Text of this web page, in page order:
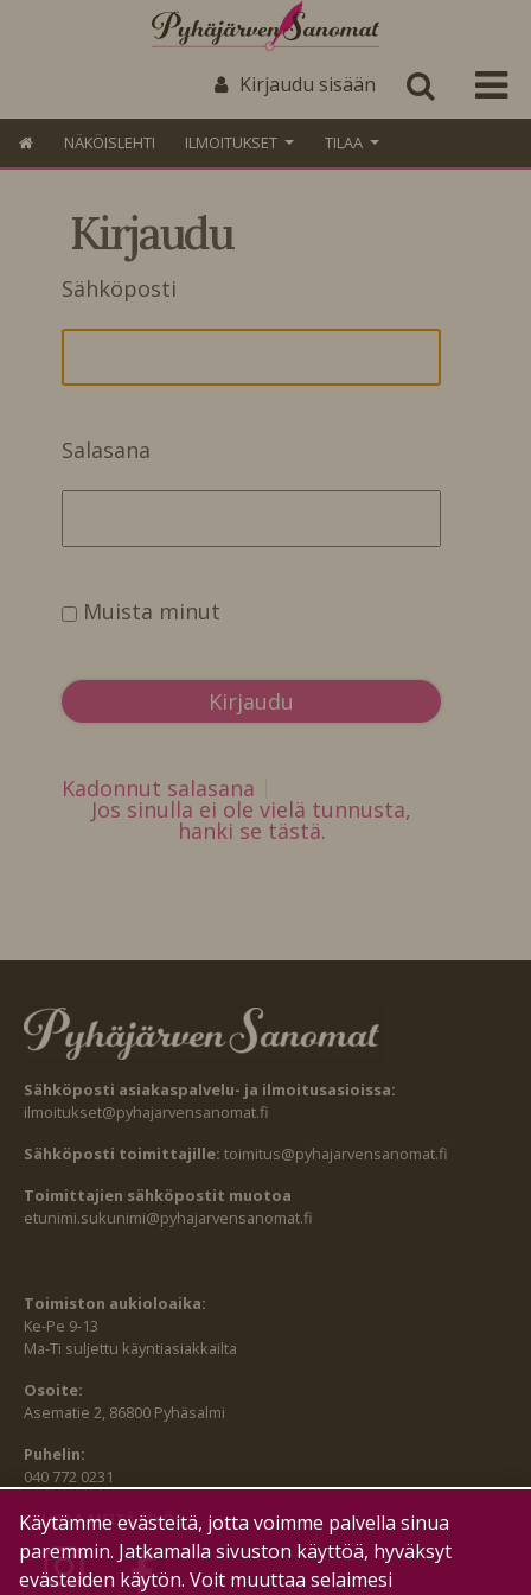
Kirjaudu sisään
NÄKÖISLEHTI ILMOITUKSET TILAA
Kirjaudu
Sähköposti
Salasana
Muista minut
Kadonnut salasana
Jos sinulla ei ole vielä tunnusta,
hanki se tästä.
Sähköposti asiakaspalvelu- ja ilmoitusasioissa:
ilmoitukset@pyhajarvensanomat.fi
Sähköposti toimittajille: toimitus@pyhajarvensanomat.fi
Toimittajien sähköpostit muotoa
etunimi.sukunimi@pyhajarvensanomat.fi
Toimiston aukioloaika:
Ke-Pe 9-13
Ma-Ti suljettu käyntiasiakkailta
Osoite:
Asematie 2, 86800 Pyhäsalmi
Puhelin:
040 772 0231
SEURAA MEITÄ MYÖS:
Käytämme evästeitä, jotta voimme palvella sinua
paremmin. Jatkamalla sivuston käyttöä, hyväksyt
evästeiden käytön. Voit muuttaa selaimesi